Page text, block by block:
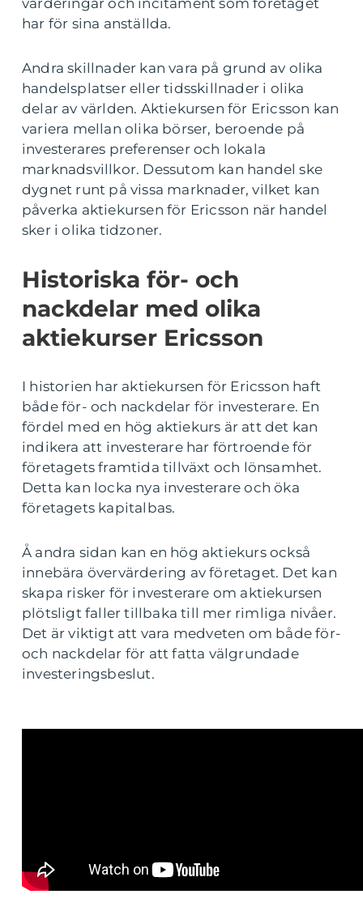
värderingar och incitament som företaget
har för sina anställda.
Andra skillnader kan vara på grund av olika
handelsplatser eller tidsskillnader i olika
delar av världen. Aktiekursen för Ericsson kan
variera mellan olika börser, beroende på
investerares preferenser och lokala
marknadsvillkor. Dessutom kan handel ske
dygnet runt på vissa marknader, vilket kan
påverka aktiekursen för Ericsson när handel
sker i olika tidzoner.
Historiska för- och
nackdelar med olika
aktiekurser Ericsson
I historien har aktiekursen för Ericsson haft
både för- och nackdelar för investerare. En
fördel med en hög aktiekurs är att det kan
indikera att investerare har förtroende för
företagets framtida tillväxt och lönsamhet.
Detta kan locka nya investerare och öka
företagets kapitalbas.
Å andra sidan kan en hög aktiekurs också
innebära övervärdering av företaget. Det kan
skapa risker för investerare om aktiekursen
plötsligt faller tillbaka till mer rimliga nivåer.
Det är viktigt att vara medveten om både för-
och nackdelar för att fatta välgrundade
investeringsbeslut.